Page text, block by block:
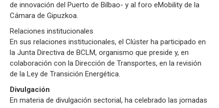
de innovación del Puerto de Bilbao- y al foro eMobility de la
Cámara de Gipuzkoa.
Relaciones institucionales
En sus relaciones institucionales, el Clúster ha participado en
la Junta Directiva de BCLM, organismo que preside y, en
colaboración con la Dirección de Transportes, en la revisión
de la Ley de Transición Energética.
Divulgación
En materia de divulgación sectorial, ha celebrado las jornadas